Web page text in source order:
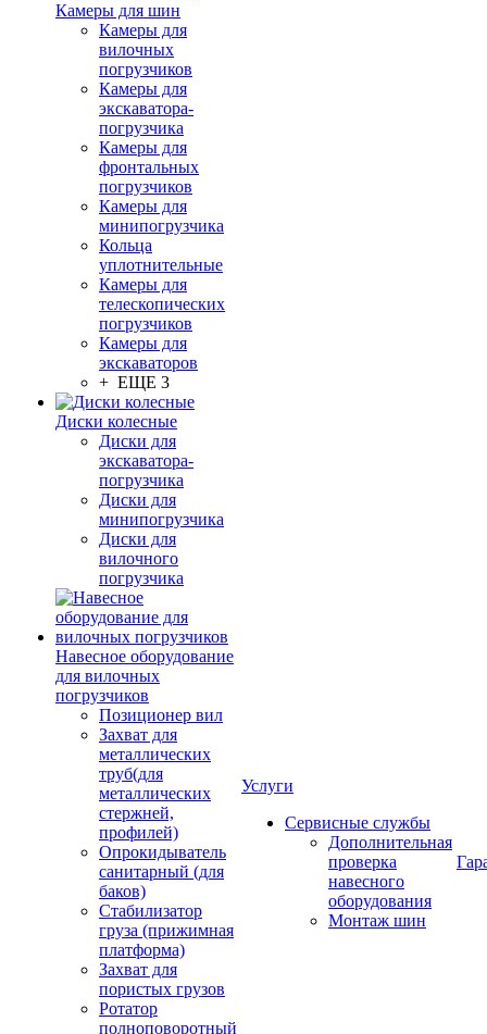
Камеры для шин
Камеры для
вилочных
погрузчиков
Камеры для
экскаватора-
погрузчика
Камеры для
фронтальных
погрузчиков
Камеры для
минипогрузчика
Кольца
уплотнительные
Камеры для
телескопических
погрузчиков
Камеры для
экскаваторов
+ ЕЩЕ 3
Диски колесные
Диски для
экскаватора-
погрузчика
Диски для
минипогрузчика
Диски для
вилочного
погрузчика
Навесное оборудование
для вилочных
погрузчиков
Позиционер вил
Захват для
металлических
труб(для
металлических
стержней,
профилей)
Опрокидыватель
санитарный (для
баков)
Стабилизатор
груза (прижимная
платформа)
Захват для
пористых грузов
Ротатор
полноповоротный
Услуги
Сервисные службы
Дополнительная
проверка
навесного
оборудования
Монтаж шин